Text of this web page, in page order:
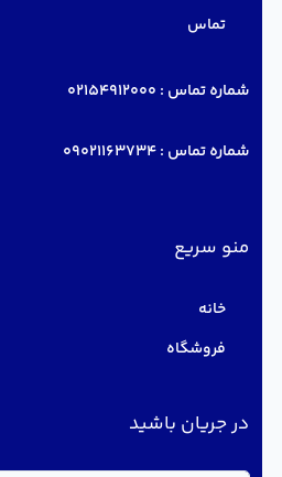
تماس
شماره تماس : 02154912000
شماره تماس :09021163734
منو سریع
خانه
فروشگاه
در جریان باشید